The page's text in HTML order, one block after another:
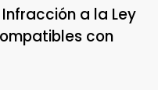
a la Ley
con